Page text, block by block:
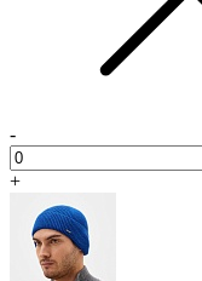
-
+